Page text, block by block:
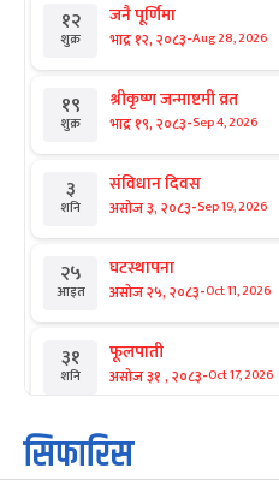
१२
शुक्र
जनै पूर्णिमा
भाद्र १२, २०८३-Aug 28, 2026
१९
शुक्र
श्रीकृष्ण जन्माष्टमी व्रत
भाद्र १९, २०८३-Sep 4, 2026
३
शनि
संविधान दिवस
असोज ३, २०८३-Sep 19, 2026
२५
आइत
घटस्थापना
असोज २५, २०८३-Oct 11, 2026
३१
शनि
फूलपाती
असोज ३१ , २०८३-Oct 17, 2026
१
आइत
कार्तिक सङ्क्रान्ति
कार्तिक १, २०८३
सिफारिस